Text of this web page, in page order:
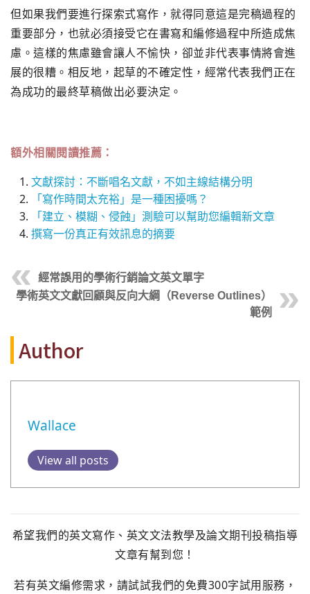
但如果我們要進行探索式寫作，就得同意這是完稿過程的
重要部分，也就必須接受它在書寫和編修過程中所造成焦
慮。這樣的焦慮雖會讓人不愉快，卻並非代表事情將會進
展的很糟。相反地，起草的不確定性，經常代表我們正在
為成功的最終草稿做出必要決定。
額外相關閱讀推薦：
文獻探討：不斷唱名文獻，不如主線結構分明
「寫作時間太充裕」是一種困擾嗎？
「建立、模糊、侵蝕」測驗可以幫助您編輯新文章
撰寫一份真正有效訊息的摘要
經常誤用的學術行銷論文英文單字
學術英文文獻回顧與反向大綱（Reverse Outlines）
範例
Author
Wallace
View all posts
希望我們的英文寫作、英文文法教學及論文期刊投稿指導
文章有幫到您！
若有英文編修需求，請試試我們的免費300字試用服務，